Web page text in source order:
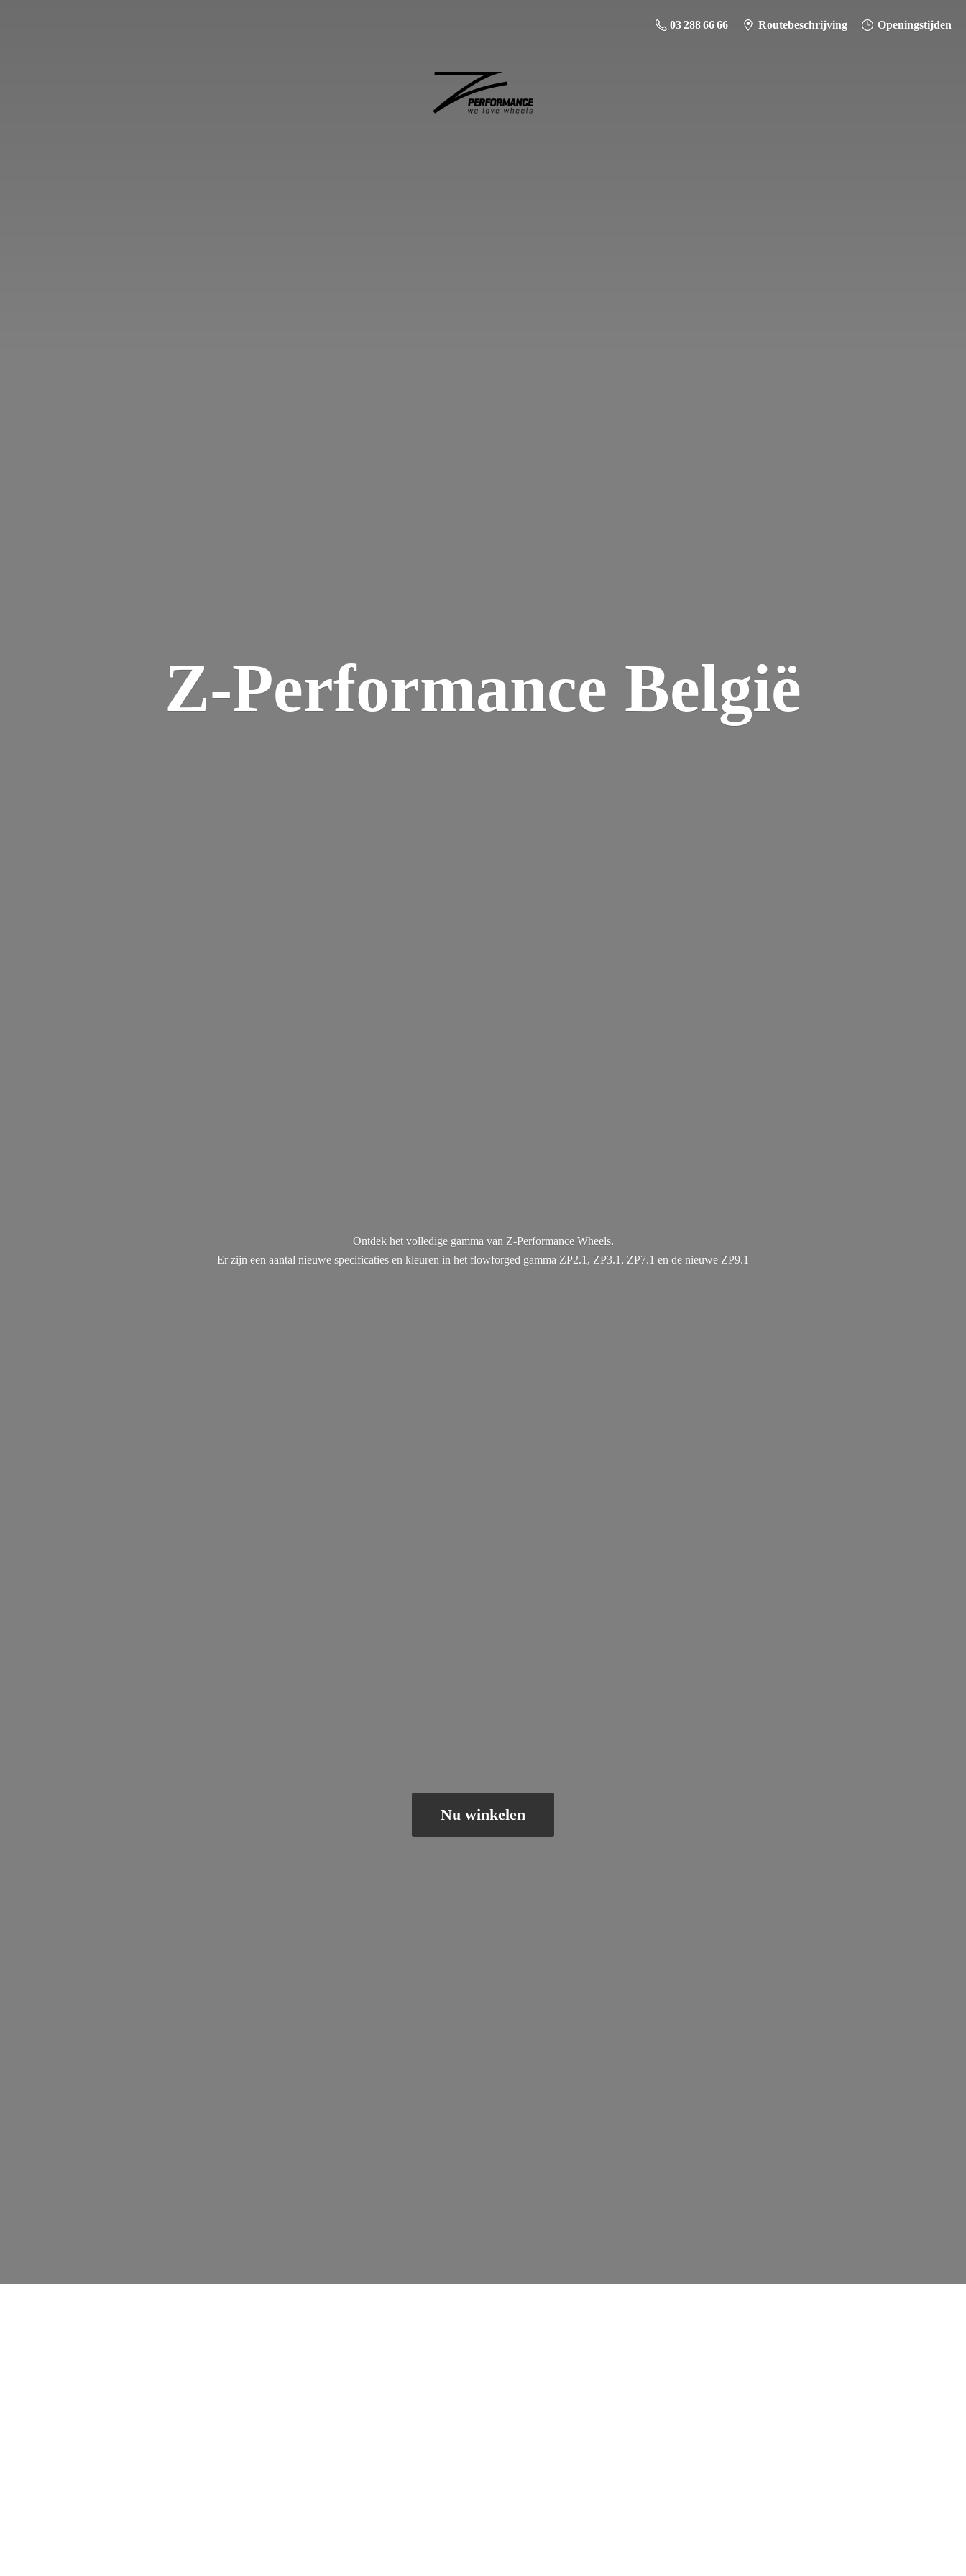
03 288 66 66 Routebeschrijving Openingstijden
Z-Performance België
Ontdek het volledige gamma van Z-Performance Wheels.
Er zijn een aantal nieuwe specificaties en kleuren in het flowforged gamma ZP2.1, ZP3.1, ZP7.1 en de nieuwe ZP9.1
Nu winkelen